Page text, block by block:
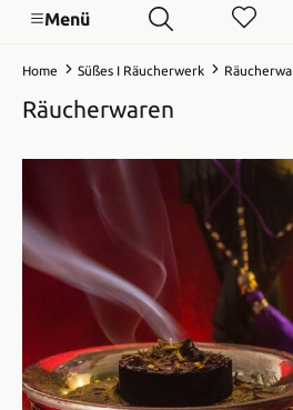
Menü
Home Süßes I Räucherwerk
Räucherwaren